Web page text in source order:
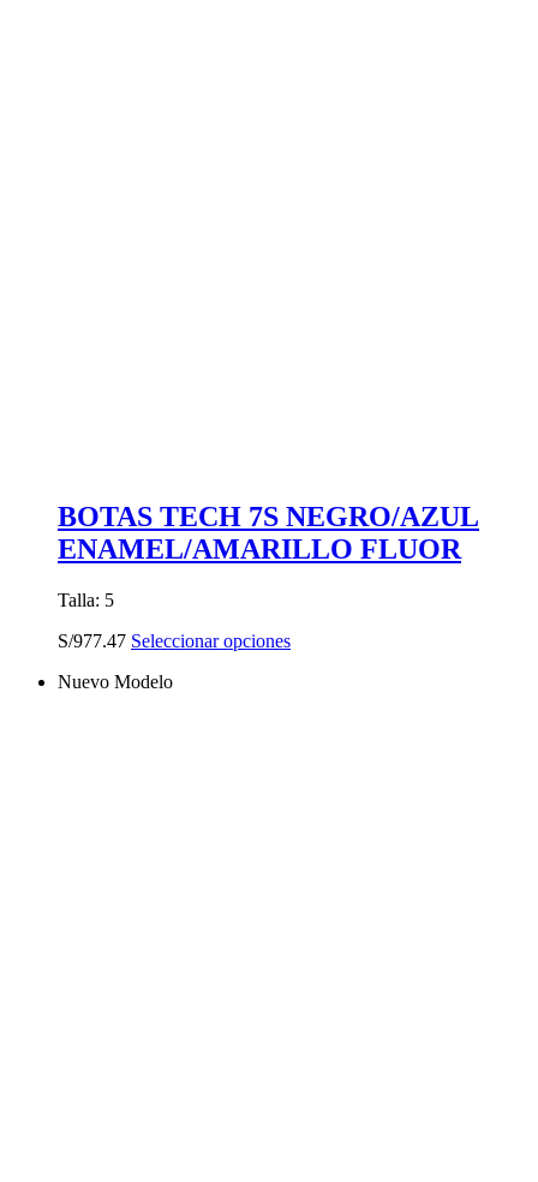
BOTAS TECH 7S NEGRO/AZUL
ENAMEL/AMARILLO FLUOR
Talla: 5
S/977.47 Seleccionar opcionesEste
Nuevo Modelo